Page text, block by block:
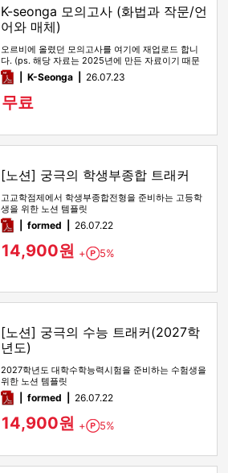
K-seonga 모의고사 (화법과 작문/언
어와 매체)
오르비에 올렸던 모의고사를 여기에 재업로드 합니
다. (ps. 해당 자료는 2025년에 만든 자료이기 때문
에, 올해 수능특강 …
pdfK-Seonga 26.07.23
무료
[노션] 궁극의 학생부종합 트래커
고교학점제에서 학생부종합전형을 준비하는 고등학
생을 위한 노션 템플릿
pdfformed 26.07.22
14,900원 + Point
5%
[노션] 궁극의 수능 트래커(2027학
년도)
2027학년도 대학수학능력시험을 준비하는 수험생을
위한 노션 템플릿
pdfformed 26.07.22
14,900원 + Point
5%